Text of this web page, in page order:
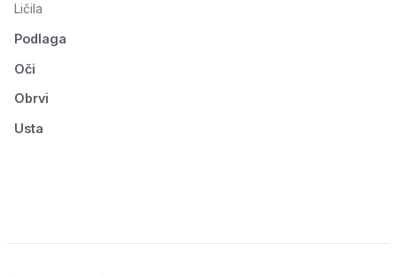
Ličila
Podlaga
Oči
Obrvi
Usta